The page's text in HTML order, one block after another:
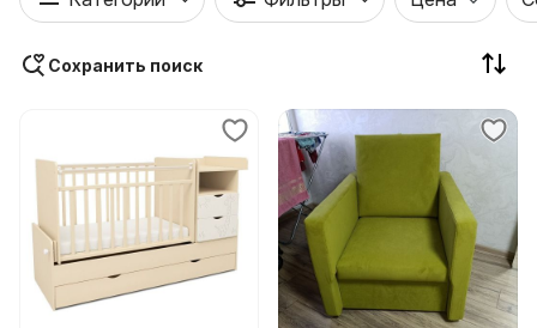
Сохранить поиск